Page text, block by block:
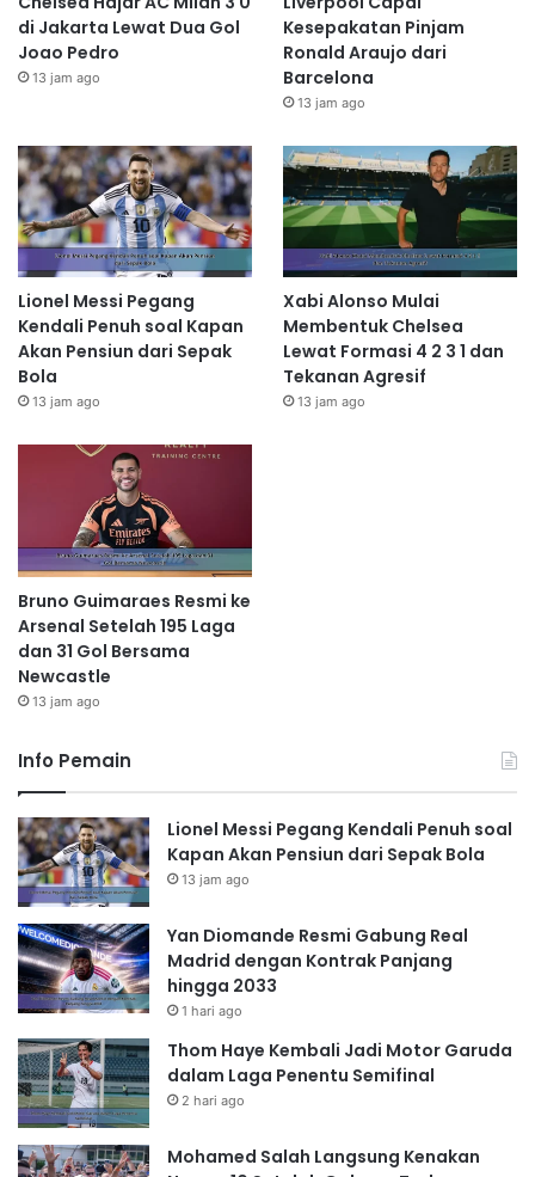
di Jakarta Lewat Dua Gol
Joao Pedro
13 jam ago
Kesepakatan Pinjam
Ronald Araujo dari
Barcelona
13 jam ago
Lionel Messi Pegang
Kendali Penuh soal Kapan
Akan Pensiun dari Sepak
Bola
13 jam ago
Xabi Alonso Mulai
Membentuk Chelsea
Lewat Formasi 4 2 3 1 dan
Tekanan Agresif
13 jam ago
Bruno Guimaraes Resmi ke
Arsenal Setelah 195 Laga
dan 31 Gol Bersama
Newcastle
13 jam ago
Info Pemain
Lionel Messi Pegang Kendali Penuh soal
Kapan Akan Pensiun dari Sepak Bola
13 jam ago
Yan Diomande Resmi Gabung Real
Madrid dengan Kontrak Panjang
hingga 2033
1 hari ago
Thom Haye Kembali Jadi Motor Garuda
dalam Laga Penentu Semifinal
2 hari ago
Mohamed Salah Langsung Kenakan